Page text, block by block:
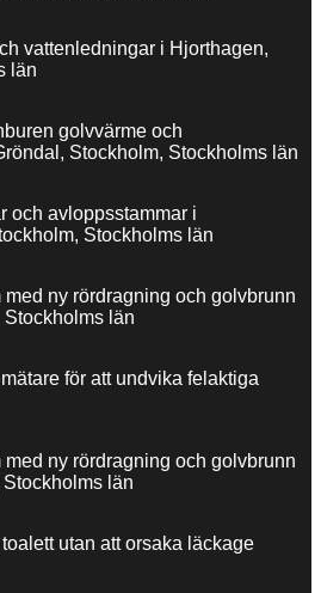
vattenledningar i Hjorthagen,
län
golvvärme och
Stockholm, Stockholms län
och avloppsstammar i
Stockholms län
ny rördragning och golvbrunn
län
för att undvika felaktiga
ny rördragning och golvbrunn
län
utan att orsaka läckage